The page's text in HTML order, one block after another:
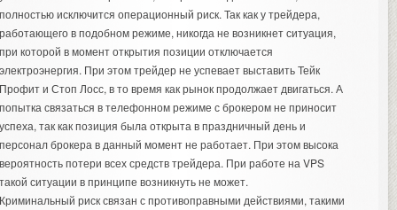
исключится операционный риск. Так как у трейдера,
в подобном режиме, никогда не возникнет ситуация,
которой в момент открытия позиции отключается
При этом трейдер не успевает выставить Тейк
и Стоп Лосс, в то время как рынок продолжает двигаться. А
связаться в телефонном режиме с брокером не приносит
так как позиция была открыта в праздничный день и
брокера в данный момент не работает. При этом высока
потери всех средств трейдера. При работе на VPS
ситуации в принципе возникнуть не может.
риск связан с противоправными действиями, такими